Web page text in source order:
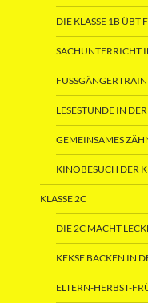
DIE KLASSE 1B ÜBT
SACHUNTERRICHT
LESESTUNDE IN
GEMEINSAMES
KINOBESUCH DER
KLASSE 2C
DIE 2C MACHT
KEKSE BACKEN IN
ELTERN-HERBST-